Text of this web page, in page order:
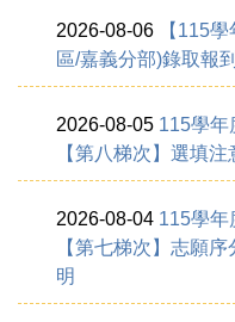
2026-08-06
【115
區/嘉義分部)錄取報
2026-08-05 115學年
【第八梯次】選填注
2026-08-04 115學年
【第七梯次】志願
明